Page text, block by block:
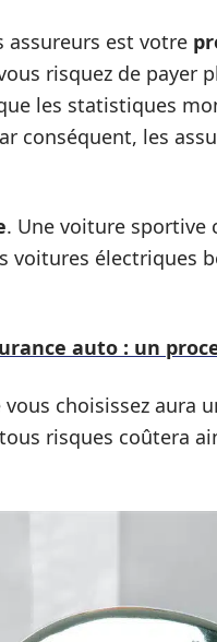
assureurs est votre
risquez de payer
les statistiques
conséquent, les
. Une voiture sportive
voitures électriques
auto : un
vous choisissez aura
risques coûtera